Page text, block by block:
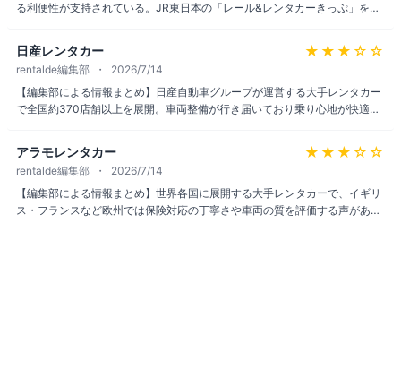
る利便性が支持されている。JR東日本の「レール&レンタカーきっぷ」を使
却時間ギリギリでも柔軟に対応してくれたという声がある。一方で車両の整
備面について警告表示が出たといった指摘も一部見られ、利用前の車両チェ
ックは他社同様におすすめしたい。
日産レンタカー ★★★ ☆☆
rentalde編集部
2026/7/14
【編集部による情報まとめ】日産自動車グループが運営する大手レンタカー
で全国約370店舗以上を展開。車両整備が行き届いており乗り心地が快適と
立つ。初心者ドライバーへの対応や車内清掃について不満を挙げる口コミも
見られ、店舗ごとにサービス品質の差があるようだ。予約前に利用予定店舗
の口コミを確認しておくと安心できる。
アラモレンタカー ★★★ ☆☆
rentalde編集部
2026/7/14
【編集部による情報まとめ】世界各国に展開する大手レンタカーで、イギリ
ス・フランスなど欧州では保険対応の丁寧さや車両の質を評価する声があ